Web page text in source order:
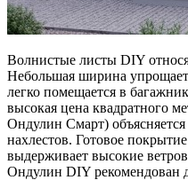
Волнистые листы DIY
Небольшая ширина
легко помещается в
высокая цена квадратного
Ондулин Смарт)
нахлестов. Готовое
выдерживает высокие
Ондулин DIY рекомендован